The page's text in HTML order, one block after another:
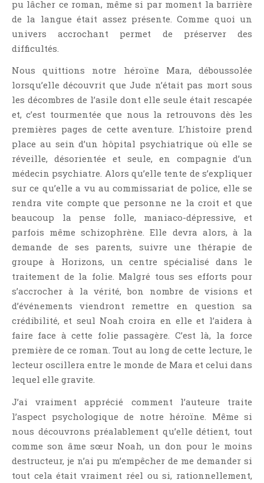
Point Lecture
Policier Et Suspense
Road-Book
Roman D'apprentissage
Roman Noir
Romance
Romance Contemporaine
Sociologie
Surnaturel
Swaps Et Challenges
Théâtre
Thriller
Thriller Psychologique
Throwback Thursday Livresque
Wish-List
pu lâcher ce roman, même si par moment la barrière
de la langue était assez présente. Comme quoi un
univers accrochant permet de préserver des
difficultés.
Nous quittions notre héroïne Mara, déboussolée
lorsqu’elle découvrit que Jude n’était pas mort sous
les décombres de l’asile dont elle seule était rescapée
et, c’est tourmentée que nous la retrouvons dès les
premières pages de cette aventure. L’histoire prend
place au sein d’un hôpital psychiatrique où elle se
réveille, désorientée et seule, en compagnie d’un
médecin psychiatre. Alors qu’elle tente de s’expliquer
sur ce qu’elle a vu au commissariat de police, elle se
rendra vite compte que personne ne la croit et que
beaucoup la pense folle, maniaco-dépressive, et
parfois même schizophrène. Elle devra alors, à la
demande de ses parents, suivre une thérapie de
groupe à Horizons, un centre spécialisé dans le
traitement de la folie. Malgré tous ses efforts pour
s’accrocher à la vérité, bon nombre de visions et
d’événements viendront remettre en question sa
crédibilité, et seul Noah croira en elle et l’aidera à
faire face à cette folie passagère. C’est là, la force
première de ce roman. Tout au long de cette lecture, le
lecteur oscillera entre le monde de Mara et celui dans
lequel elle gravite.
J’ai vraiment apprécié comment l’auteure traite
l’aspect psychologique de notre héroïne. Même si
nous découvrons préalablement qu’elle détient, tout
comme son âme sœur Noah, un don pour le moins
destructeur, je n’ai pu m’empêcher de me demander si
tout cela était vraiment réel ou si, rationnellement,